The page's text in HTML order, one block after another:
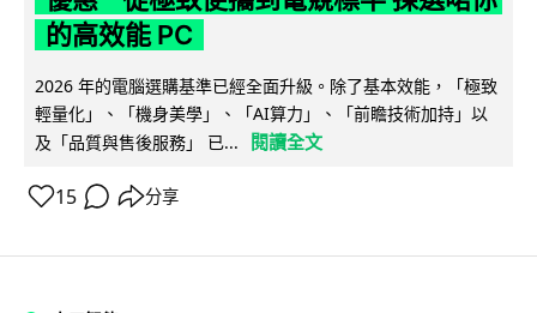
的高效能 PC
2026 年的電腦選購基準已經全面升級。除了基本效能，「極致
輕量化」、「機身美學」、「AI算力」、「前瞻技術加持」以
及「品質與售後服務」 已...
閱讀全文
15 分享